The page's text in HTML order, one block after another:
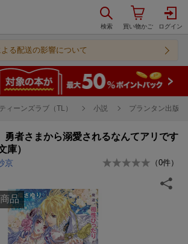
る配送の影響について
ティーンズラブ（TL） 小説 プランタン出版
勇者さまから溺愛されるなんてアリです
庫）
京 （0件）
品